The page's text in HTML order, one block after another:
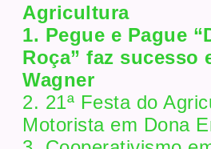
Agricultura
1. Pegue e Pague
Roça” faz sucesso
Wagner
2. 21ª Festa do
Motorista em Dona